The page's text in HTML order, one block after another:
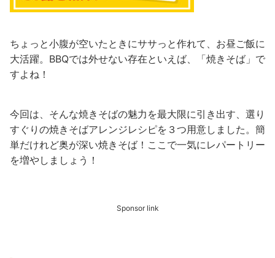
ちょっと小腹が空いたときにササっと作れて、お昼ご飯に
大活躍。BBQでは外せない存在といえば、「焼きそば」で
すよね！
今回は、そんな焼きそばの魅力を最大限に引き出す、選り
すぐりの焼きそばアレンジレシピを３つ用意しました。簡
単だけれど奥が深い焼きそば！ここで一気にレパートリー
を増やしましょう！
Sponsor link